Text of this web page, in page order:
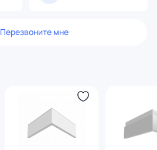
Перезвоните мне